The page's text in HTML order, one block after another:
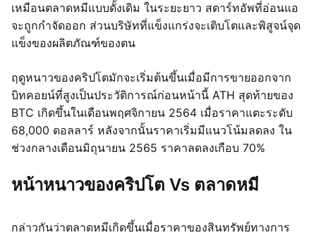
เหมือนตลาดหมีแบบดั้งเดิม ในระยะยาว สตาร์ทอัพที่อ่อนแอ
จะถูกกำจัดออก ส่วนบริษัทที่แข็งแกร่งจะเติบโตและพิสูจน์จุด
แข็งของผลิตภัณฑ์ของตน
ฤดูหนาวของคริปโตมักจะเริ่มต้นขึ้นเมื่อมีการขายออกจาก
บิทคอยน์ที่สูงเป็นประวัติการณ์ก่อนหน้านี้ ATH สุดท้ายของ
BTC เกิดขึ้นในเดือนพฤศจิกายน 2564 เมื่อราคาแตะระดับ
68,000 ดอลลาร์ หลังจากนั้นราคาเริ่มมีแนวโน้มลดลง ใน
ช่วงกลางเดือนมิถุนายน 2565 ราคาลดลงเกือบ 70%
หน้าหนาวของคริปโต Vs ตลาดหมี
กล่าวกันว่าตลาดหมีเกิดขึ้นเมื่อราคาของสินทรัพย์ทางการ